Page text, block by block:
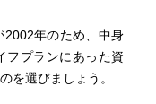
2002年のため、中身
フプランにあった資
を選びましょう。